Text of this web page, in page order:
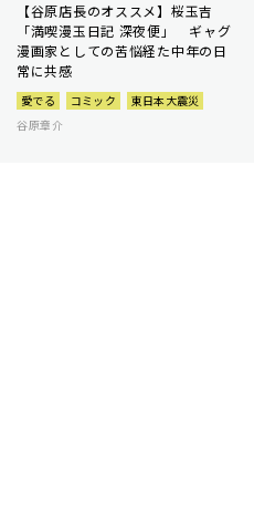
【谷原店長のオススメ】桜玉吉
「満喫漫玉日記 深夜便」 ギャグ
漫画家としての苦悩経た中年の日
常に共感
愛でる コミック
東日本大震災
谷原章介